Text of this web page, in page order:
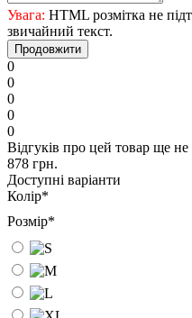
Увага: HTML розмітка не
звичайний текст.
Продовжити
0
0
0
0
0
Відгуків про цей товар ще не
878 грн.
Доступні варіанти
Колір*
Розмір*